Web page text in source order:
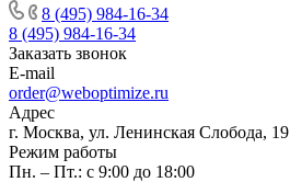
8 (495) 984-16-34
8 (495) 984-16-34
Заказать звонок
E-mail
order@weboptimize.ru
Адрес
г. Москва, ул. Ленинская Слобода, 19
Режим работы
Пн. – Пт.: с 9:00 до 18:00